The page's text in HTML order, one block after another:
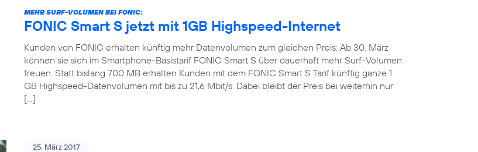
MEHR SURF-VOLUMEN BEI FONIC:
FONIC Smart S jetzt mit 1GB Highspeed-Internet
Kunden von FONIC erhalten künftig mehr Datenvolumen zum gleichen Preis: Ab 30. März
können sie sich im Smartphone-Basistarif FONIC Smart S über dauerhaft mehr Surf-Volumen
freuen. Statt bislang 700 MB erhalten Kunden mit dem FONIC Smart S Tarif künftig ganze 1
GB Highspeed-Datenvolumen mit bis zu 21,6 Mbit/s. Dabei bleibt der Preis bei weiterhin nur
[…]
25. März 2017